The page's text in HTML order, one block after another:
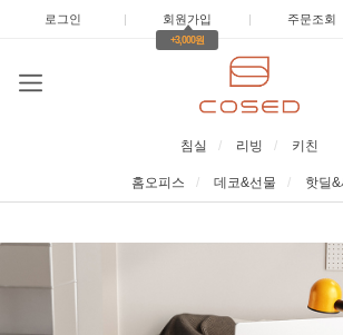
로그인 | 회원가입 |
+3,000원
주문조회
침실 리빙 키친
홈오피스 데코&선물 핫딜&